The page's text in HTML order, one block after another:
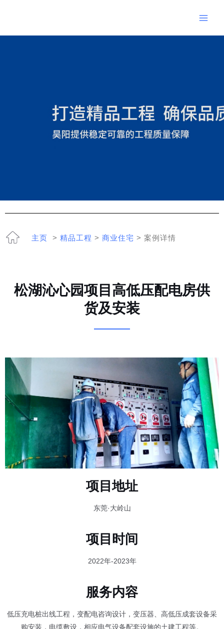
主页 > 精品工程 > 商业住宅 > 案例详情
松湖沁心园项目高低压配电房供
货及安装
项目地址
东莞·大岭山
项目时间
2022年-2023年
服务内容
低压充电桩出线工程，变配电咨询设计，变压器、高低压成套设备采
购安装，电缆敷设，相应电气设备配套设施的土建工程等。